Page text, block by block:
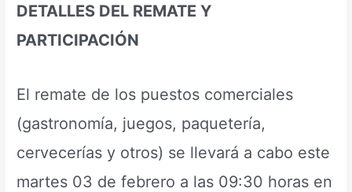
DETALLES DEL REMATE Y
PARTICIPACIÓN
El remate de los puestos comerciales
(gastronomía, juegos, paquetería,
cervecerías y otros) se llevará a cabo este
martes 03 de febrero a las 09:30 horas en